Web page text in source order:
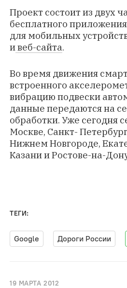
Проект состоит из двух
бесплатного приложения
для мобильных
ивеб-сайта.
Во время движения
встроенного
вибрацию подвески
данные передаются на
обработки. Уже сегодня
Москве, Санкт-
Нижнем Новгороде,
Казани и Ростове-на-
ТЕГИ:
Googlе Дороги России
19 МАРТА 2012